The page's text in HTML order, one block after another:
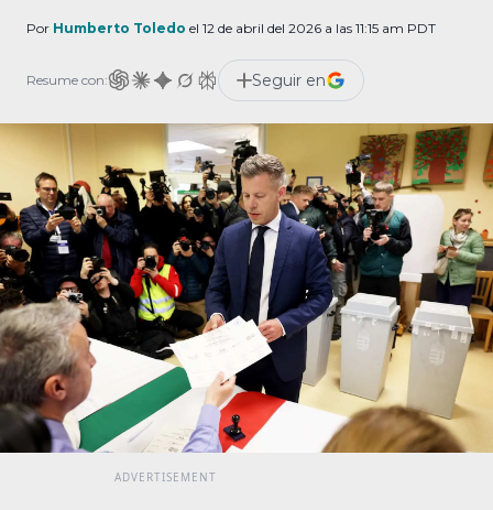
Por Humberto Toledo el 12 de abril del 2026 a las 11:15 am PDT
Resume con: Seguir en